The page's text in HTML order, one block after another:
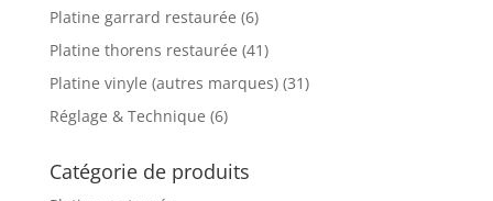
Platine garrard restaurée (6)
Platine thorens restaurée (41)
Platine vinyle (autres marques)(31)
Réglage & Technique (6)
Catégorie de produits